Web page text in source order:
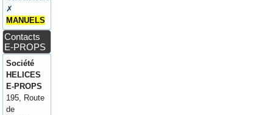
✗
MANUELS
Contacts
E-PROPS
Société
HELICES
E-PROPS
195, Route
de